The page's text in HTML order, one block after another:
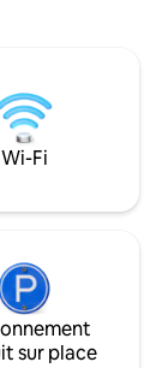
Wi-Fi
sur place